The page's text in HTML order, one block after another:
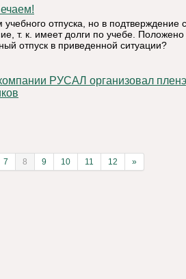
отпуска, но в подтверждение
т. к. имеет долги по учебе. Положено
отпуск в приведенной ситуации?
7 8 9 10 11 12 »